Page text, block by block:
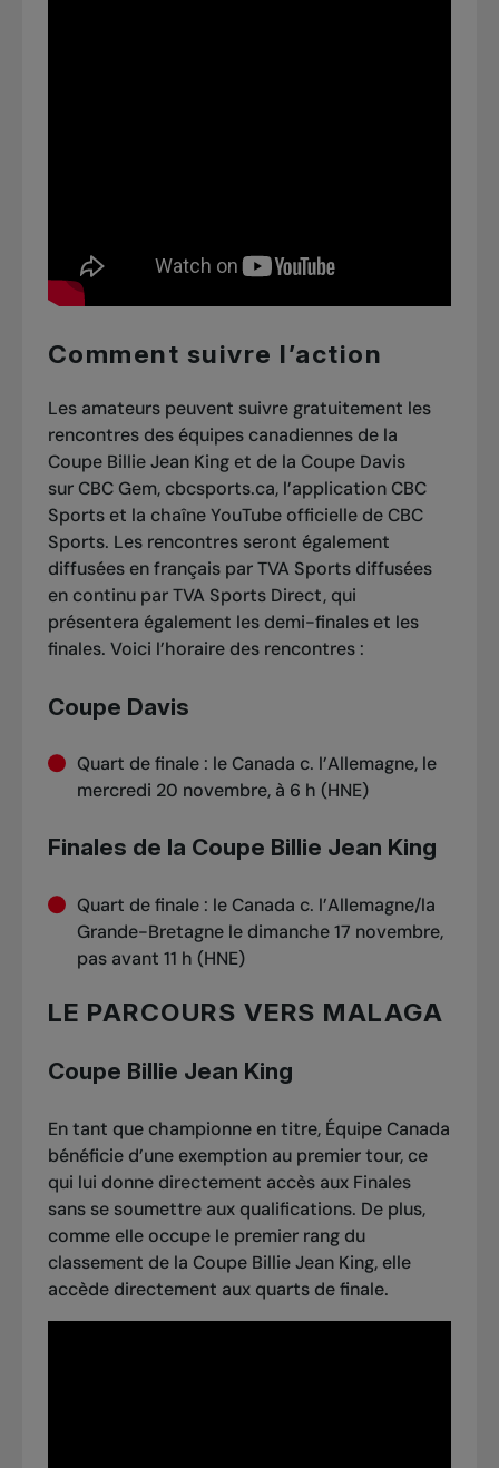
Comment suivre l’action
Les amateurs peuvent suivre gratuitement les
rencontres des équipes canadiennes de la
Coupe Billie Jean King et de la Coupe Davis
sur CBC Gem, cbcsports.ca, l’application CBC
Sports et la chaîneYouTubeofficielle de CBC
Sports. Les rencontres seront également
diffusées en français parTVA Sportsdiffusées
en continu parTVA Sports Direct, qui
présentera également les demi-finales et les
finales. Voici l’horaire des rencontres :
Coupe Davis
Quart de finale : le Canada c. l’Allemagne, le
mercredi 20 novembre, à 6 h (HNE)
Finales de la Coupe Billie Jean King
Quart de finale : le Canada c. l’Allemagne/la
Grande-Bretagne le dimanche 17 novembre,
pas avant 11 h (HNE)
LE PARCOURS VERS MALAGA
Coupe Billie Jean King
En tant que championne en titre, Équipe Canada
bénéficie d’une exemption au premier tour, ce
qui lui donne directement accès aux Finales
sans se soumettre aux qualifications. De plus,
comme elle occupe le premier rang du
classement de la Coupe Billie Jean King, elle
accède directement aux quarts de finale.